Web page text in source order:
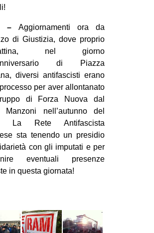
– Aggiornamenti ora da
di Giustizia, dove proprio
nel giorno
di Piazza
diversi antifascisti erano
per aver allontanato
di Forza Nuova dal
Manzoni nell’autunno del
La Rete Antifascista
sta tenendo un presidio
con gli imputati e per
eventuali presenze
in questa giornata!